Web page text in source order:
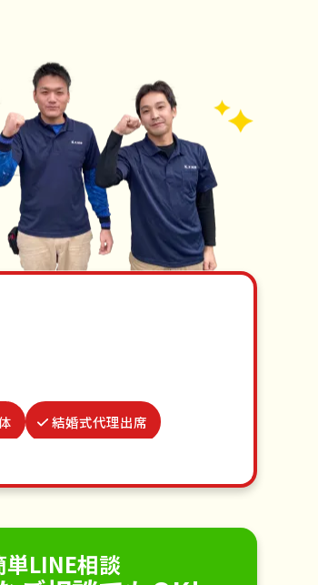
結婚式代理出席
単LINE相談